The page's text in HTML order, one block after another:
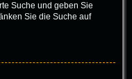
Suche und geben Sie
Sie die Suche auf